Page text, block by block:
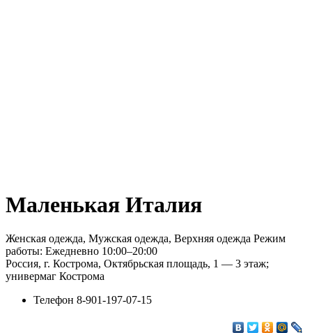
Маленькая Италия
Женская одежда, Мужская одежда, Верхняя одежда Режим
работы: Ежедневно 10:00–20:00
Россия, г. Кострома, Октябрьская площадь, 1 — 3 этаж;
универмаг Кострома
Телефон 8-901-197-07-15